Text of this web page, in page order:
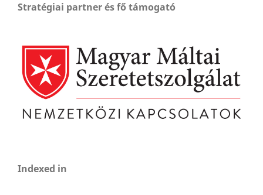
Stratégiai partner és fő támogató
Indexed in